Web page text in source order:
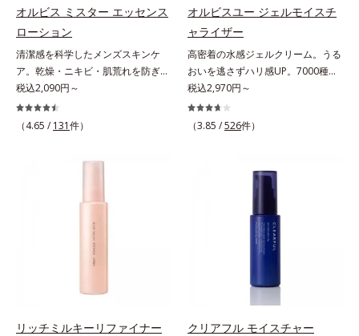
ロニセラカエルレア果汁、ノバラエ
キス配合＝うるおいを与えハリと透
明感に満ちた肌へ導く保湿成分*9
メマツヨイグサ抽出液、スイカズラ
エキス配合＝角層のすみずみまで水
分・油分を保ち、ハリ・ツヤを与え
る保湿成分*10 気持ちのこと各商品
の詳しい情報は商品ページをご覧く
BEAUTY夏祭りは、こちら
ッククリーム(*3)、パックの6役を
アシン(*4)によるシワ改善・シミ予
防に加え、複合成分コラーゲンコン
プレックスSPが肌のハリを徹底サポ
ート。肌なじみのよいクリーム構造
で角層まで保湿成分が浸透し、うる
おいをギュッと閉じ込めます。洗顔
ア。うるおいのベールで守られた、
与え若々しい印象*3 首のうるおい
ケアとして*4 ナイアシンアミド
アイテム同士をなじみやすくする
「うるおいコネクト設計」を採用。
8アイテム分の機能を3ステップに集
約し、よりシンプルなお手入れで、
ハリ・ツヤのある好印象な清潔透明
肌(*1)へ導きます。*1 うるおいによ
る透明感のある肌*2 男性の顔画像
を用いた印象評価において、基準画
かさ印象が高く評価されたこと*3
2022年12月22日時点で、科学文献
データベースPubMed及びGoogle
scholarにより国内化粧品業界にお
いて該当文献がないことを確認（ポ
オルビス ミスター エッセンス
ローション
清潔感を科学したメンズスキンケ
ア。乾燥・ニキビ・肌荒れを防ぎハ
リ・ツヤのある、好印象な清潔透明
肌(*1)へ。オルビス ミスターは、男
性の清潔感、爽やかさ、若々しさの
と保湿成分を新たに配合。これまで
の乾燥・テカリへのケアはそのまま
に、肌荒れ・ニキビ予防など“今”の
肌悩みに応え、“未来”を見据えて好
ローチする進化を遂げました。うる
アイテム同士をなじみやすくする
税込2,090円～
（4.65 / 131件）
オルビスユー ジェルモイスチ
ャライザー
高密着の水感ジェルクリーム。うる
おいを逃さずハリ感UP。7000種を
超える成分から厳選し、「うるおい
の質(*1)」に着目した初期エイジン
グケア(*2)シリーズオルビスユーは
リーズです。「うるおいの質」に着
目し、肌荒れを予防しながらうるお
ポーラ・オルビスグループ独自の肌
荒れ防止有効成分として、「DF-パ
ンテノール(*3)」を国内唯一(*4)、
アプローチして肌荒れを防ぎ、肌不
調にゆらがない肌を叶えます。そし
て、独自研究に基づいたアプローチ
税込2,970円～
（3.85 /526件）
リッチミルキーリファイナー クリアフル モイスチャー